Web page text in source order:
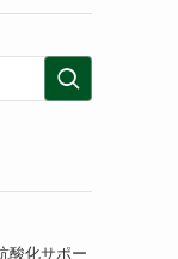
酸化サポー